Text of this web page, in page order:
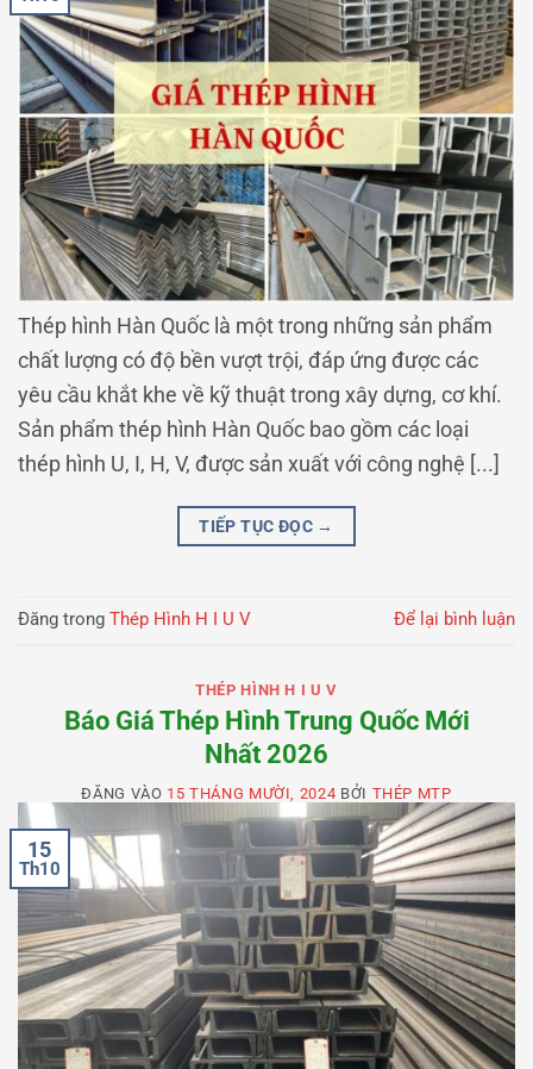
Thép hình Hàn Quốc là một trong những sản phẩm
chất lượng có độ bền vượt trội, đáp ứng được các
yêu cầu khắt khe về kỹ thuật trong xây dựng, cơ khí.
Sản phẩm thép hình Hàn Quốc bao gồm các loại
thép hình U, I, H, V, được sản xuất với công nghệ [...]
TIẾP TỤC ĐỌC →
Đăng trong Thép Hình H I U V Để lại bình luận
THÉP HÌNH H I U V
Báo Giá Thép Hình Trung Quốc Mới
Nhất 2026
ĐĂNG VÀO 15 THÁNG MƯỜI, 2024 BỞI THÉP MTP
15
Th10